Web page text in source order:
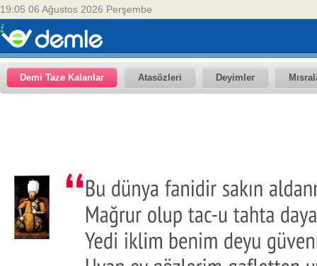
19:05 06 Ağustos 2026 Perşembe
Demi Taze Kalanlar Atasözleri Deyimler